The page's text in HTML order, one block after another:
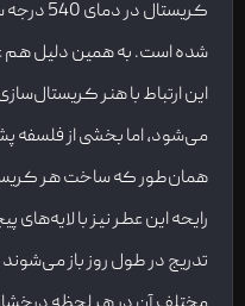
کریستال در
این ارتباط با هنر
می‌شود، اما بخشی از فلسفه
همان‌طور که ساخت هر
رایحه این عطر نیز با لایه‌های
تدریج در طول روز باز